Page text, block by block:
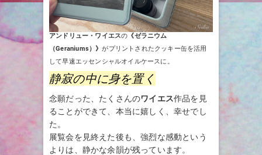
アンドリュー・ワイエスの 《ゼラニウム
（Geraniums） 》がプリントされたクッキー缶を活用
して早速エッセンシャルオイルケースに。
静寂の中に身を置く
念願だった、たくさんのワイエス作品を見
ることができて、本当に嬉しく、幸せでし
た。
展覧会を見終えた後も、強烈な感動という
よりは、静かな余韻が残っています。